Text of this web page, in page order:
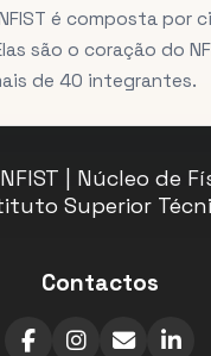
é composta por
são o coração do
de 40 integrantes.
| Núcleo de
Superior
Contactos